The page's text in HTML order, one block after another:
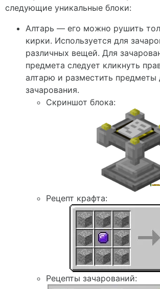
следующие уникальные блоки:
Алтарь — его можно рушить
кирки. Используется для
различных вещей. Для
предмета следует кликнуть
алтарю и разместить предметы
зачарования.
Скриншот блока:
Рецепт крафта:
Рецепты зачарований: